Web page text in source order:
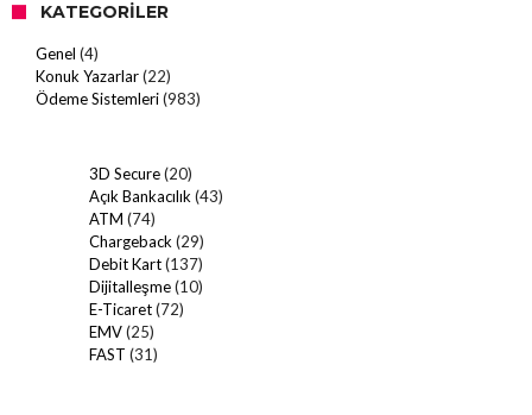
KATEGORILER
Genel (4)
Konuk Yazarlar(22)
Ödeme Sistemleri(983)
3D Secure(20)
Açık Bankacılık(43)
ATM (74)
Chargeback(29)
Debit Kart(137)
Dijitalleşme(10)
E-Ticaret(72)
EMV(25)
FAST (31)